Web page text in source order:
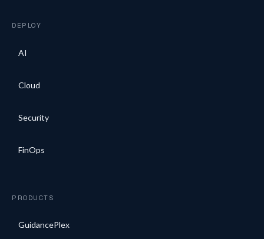
DEPLOY
AI
Cloud
Security
FinOps
PRODUCTS
GuidancePlex